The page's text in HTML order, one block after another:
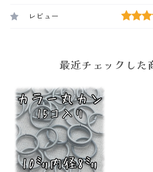
レビュー
最近チェックした